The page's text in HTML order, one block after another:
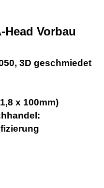
Vorbau
3D geschmiedet
x 100mm)